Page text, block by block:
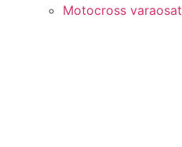
Motocross varaosat